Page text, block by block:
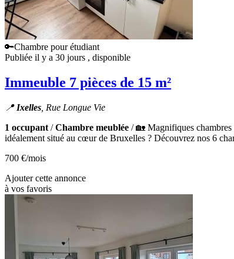
🔑Chambre pour étudiant
Publiée il y a 30 jours , disponible
Immeuble 7 pièces de 15 m²
📍 Ixelles , Rue Longue Vie
1 occupant /Chambre meublée / 🏡 Magnifiques chambres
idéalement situé au cœur de Bruxelles ? Découvrez nos 6
700 €/mois
Ajouter cette annonce
à vos favoris